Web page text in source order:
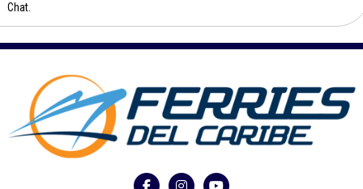
Chat.